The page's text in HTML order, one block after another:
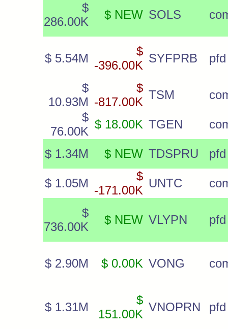
$
286.00K
$ NEW SOLS
$ 5.54M
$
-396.00K
SYFPRB pfd
$
10.93M
$
-817.00K
TSM
$
76.00K
$ 18.00K TGEN
$ 1.34M $ NEW TDSPRU pfd
$ 1.05M
$
-171.00K
UNTC
$
736.00K
$ NEW VLYPN pfd
$ 2.90M $ 0.00K VONG
$ 1.31M
$
151.00K
VNOPRN pfd